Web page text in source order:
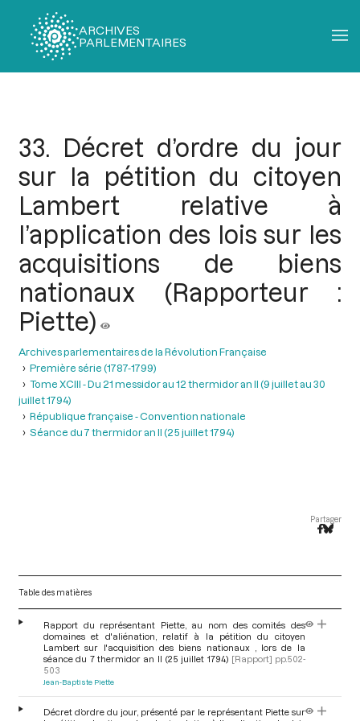
ARCHIVES
PARLEMENTAIRES
33. Décret d’ordre du jour
sur la pétition du citoyen
Lambert relative à
l’application des lois sur les
acquisitions de biens
nationaux (Rapporteur :
Piette)
Archives parlementaires de la Révolution Française
Première série (1787-1799)
Tome XCIII - Du 21 messidor au 12 thermidor an II (9 juillet au 30
juillet 1794)
République française - Convention nationale
Séance du 7 thermidor an II (25 juillet 1794)
Partager
Table des matières
Rapport du représentant Piette, au nom des comités des
domaines et d'aliénation, relatif à la pétition du citoyen
Lambert sur l'acquisition des biens nationaux , lors de la
séance du 7 thermidor an II (25 juillet 1794) [Rapport] pp.502-
503
Jean-Baptiste Piette
Décret d’ordre du jour, présenté par le représentant Piette sur